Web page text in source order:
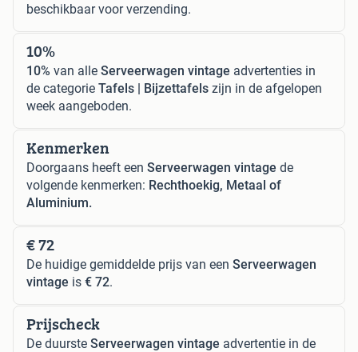
beschikbaar voor verzending.
10%
10% van alle Serveerwagen vintage advertenties in
de categorie Tafels | Bijzettafels zijn in de afgelopen
week aangeboden.
Kenmerken
Doorgaans heeft een Serveerwagen vintage de
volgende kenmerken: Rechthoekig, Metaal of
Aluminium.
€ 72
De huidige gemiddelde prijs van een Serveerwagen
vintage is € 72.
Prijscheck
De duurste Serveerwagen vintage advertentie in de